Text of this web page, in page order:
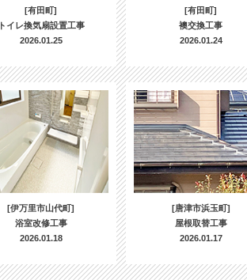
[有田町]
トイレ換気扇設置工事
2026.01.25
[有田町]
襖交換工事
2026.01.24
[伊万里市山代町]
浴室改修工事
2026.01.18
[唐津市浜玉町]
屋根取替工事
2026.01.17